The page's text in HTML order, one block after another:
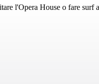
l'Opera House o fare surf